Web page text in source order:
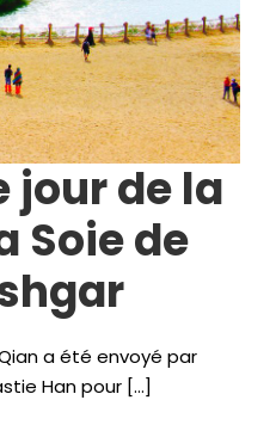
jour de la
Soie de
a été envoyé par
Han pour […]